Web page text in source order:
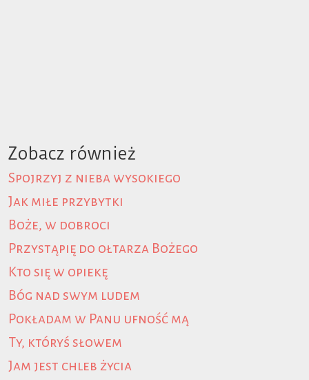
Zobacz również
Spojrzyj z nieba wysokiego
Jak miłe przybytki
Boże, w dobroci
Przystąpię do ołtarza Bożego
Kto się w opiekę
Bóg nad swym ludem
Pokładam w Panu ufność mą
Ty, któryś słowem
Jam jest chleb życia